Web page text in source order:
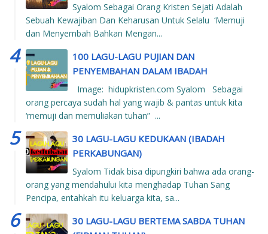
Syalom Sebagai Orang Kristen Sejati Adalah
Sebuah Kewajiban Dan Keharusan Untuk Selalu ‘Memuji
dan Menyembah Bahkan Mengan...
100 LAGU-LAGU PUJIAN DAN
PENYEMBAHAN DALAM IBADAH
Image: hidupkristen.com Syalom Sebagai
orang percaya sudah hal yang wajib & pantas untuk kita
‘memuji dan memuliakan tuhan” ...
30 LAGU-LAGU KEDUKAAN (IBADAH
PERKABUNGAN)
Syalom Tidak bisa dipungkiri bahwa ada orang-
orang yang mendahului kita menghadap Tuhan Sang
Pencipa, entahkah itu keluarga kita, sa...
30 LAGU-LAGU BERTEMA SABDA TUHAN